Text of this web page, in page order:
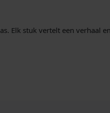
Elk stuk vertelt een verhaal